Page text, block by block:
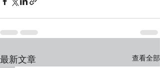
最新文章 查看全部